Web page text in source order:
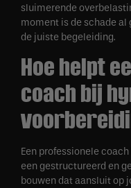
sluimerende
moment is de schade
de juiste begeleiding.
Hoe helpt
coach bij
Een professionele
een gestructureerd en
bouwen dat aansluit op